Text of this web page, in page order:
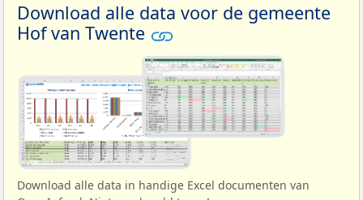
Download alle data voor de gemeente
Hof van Twente
Download alle data in handige Excel documenten van